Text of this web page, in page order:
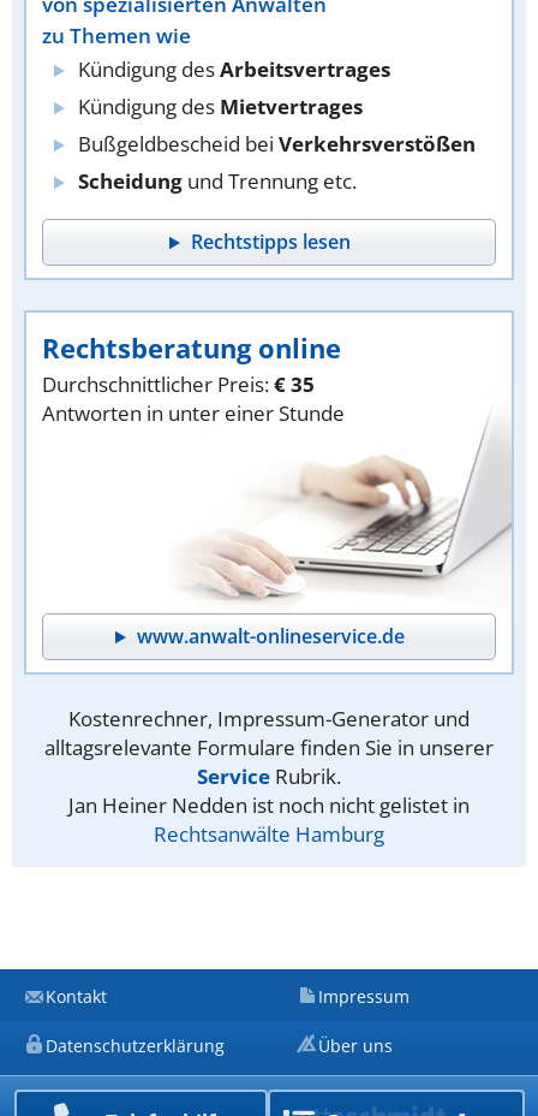
zu Themen wie
Kündigung desArbeitsvertrages
Kündigung des Mietvertrages
Bußgeldbescheid bei Verkehrsverstößen
Scheidung und Trennung etc.
Rechtstipps lesen
Rechtsberatung online
Durchschnittlicher Preis:€ 35
Antworten in unter einer Stunde
www.anwalt-onlineservice.de
Kostenrechner, Impressum-Generator und
alltagsrelevante Formulare finden Sie in unserer
Service Rubrik.
Jan Heiner Nedden ist noch nicht gelistet in
Rechtsanwälte Hamburg
Kontakt Impressum
Datenschutzerklärung Über uns